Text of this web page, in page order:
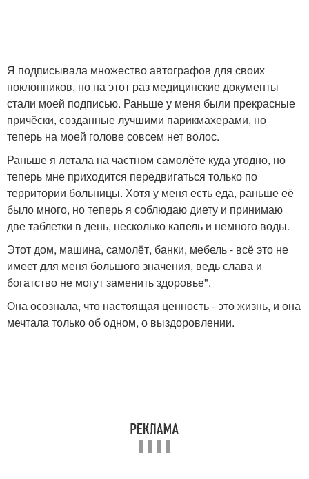
Я подписывала множество автографов для своих
поклонников, но на этот раз медицинские документы
стали моей подписью. Раньше у меня были прекрасные
причёски, созданные лучшими парикмахерами, но
теперь на моей голове совсем нет волос.
Раньше я летала на частном самолёте куда угодно, но
теперь мне приходится передвигаться только по
территории больницы. Хотя у меня есть еда, раньше её
было много, но теперь я соблюдаю диету и принимаю
две таблетки в день, несколько капель и немного воды.
Этот дом, машина, самолёт, банки, мебель - всё это не
имеет для меня большого значения, ведь слава и
богатство не могут заменить здоровье".
Она осознала, что настоящая ценность - это жизнь, и она
мечтала только об одном, о выздоровлении.